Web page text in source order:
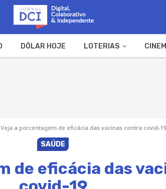
DÓLAR HOJE LOTERIAS
Veja a porcentagem de eficácia das vacinas contra covid-19
SAÚDE
de eficácia das